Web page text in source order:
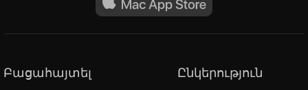
Բացահայտել Ընկերություն